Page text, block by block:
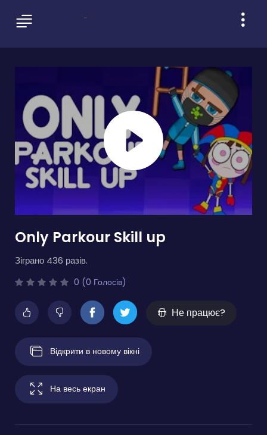
Only Parkour Skill up
Зіграно 436 разів.
0 (0 Голосів)
Не працює?
Відкрити в новому вікні
На весь екран